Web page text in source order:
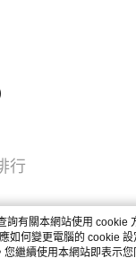
有權停止該用戶之使用額
行
詢有關本網站使用 cookie
如何變更電腦的 cookie 設
您繼續使用本網站即表示